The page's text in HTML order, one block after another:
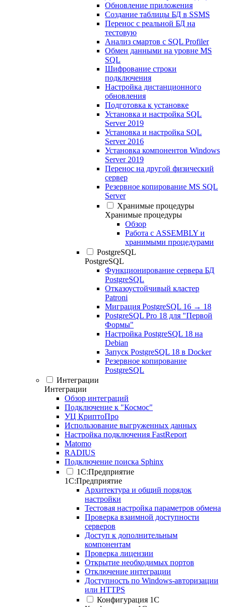
Обновление приложения
Создание таблицы БД в SSMS
Перенос с реальной БД на
тестовую
Анализ смартов с SQL Profiler
Обмен данными на уровне MS
SQL
Шифрование строки
подключения
Настройка дистанционного
обновления
Подготовка к установке
Установка и настройка SQL
Server 2019
Установка и настройка SQL
Server 2016
Установка компонентов Windows
Server 2019
Перенос на другой физический
сервер
Резервное копирование MS SQL
Server
Хранимые процедуры
Хранимые процедуры
Обзор
Работа с ASSEMBLY и
хранимыми процедурами
PostgreSQL
PostgreSQL
Функционирование сервера БД
PostgreSQL
Отказоустойчивый кластер
Patroni
Миграция PostgreSQL 16 → 18
PostgreSQL Pro 18 для "Первой
Формы"
Настройка PostgreSQL 18 на
Debian
Запуск PostgreSQL 18 в Docker
Резервное копирование
PostgreSQL
Интеграции
Интеграции
Обзор интеграций
Подключение к "Космос"
УЦ КриптоПро
Использование выгруженных данных
Настройка подключения FastReport
Matomo
RADIUS
Подключение поиска Sphinx
1С:Предприятие
1С:Предприятие
Архитектура и общий порядок
настройки
Тестовая настройка параметров обмена
Проверка взаимной доступности
серверов
Доступ к дополнительным
компонентам
Проверка лицензии
Открытие необходимых портов
Отключение интеграции
Доступность по Windows-авторизации
или HTTPS
Конфигурация 1С